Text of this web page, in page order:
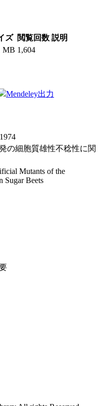
ズ 閲覧回数 説明
MB 1,604
Mendeley出力
の細胞質雄性不稔性に関
Mutants of the
Sugar Beets